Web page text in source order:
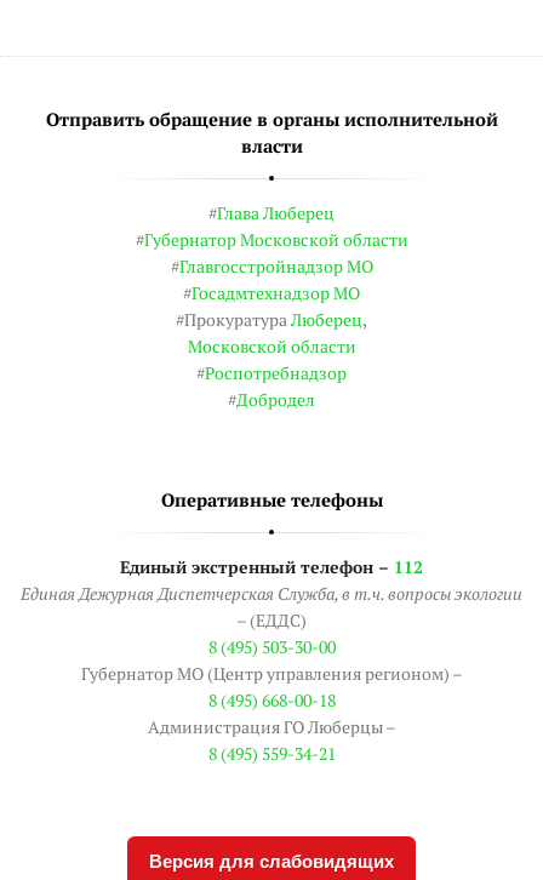
Отправить обращение в органы исполнительной
власти
#Глава Люберец
#Губернатор Московской области
#Главгосстройнадзор МО
#Госадмтехнадзор МО
#Прокуратура Люберец,
Московской области
#Роспотребнадзор
#Добродел
Оперативные телефоны
Единый экстренный телефон – 112
Единая Дежурная Диспетчерская Служба, в т.ч. вопросы экологии
– (ЕДДС)
8 (495) 503-30-00
Губернатор МО (Центр управления регионом) –
8 (495) 668-00-18
Администрация ГО Люберцы –
8 (495) 559-34-21
Версия для слабовидящих